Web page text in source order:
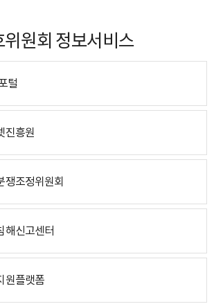
원회 정보서비스
털
진흥원
쟁조정위원회
해신고센터
원플랫폼